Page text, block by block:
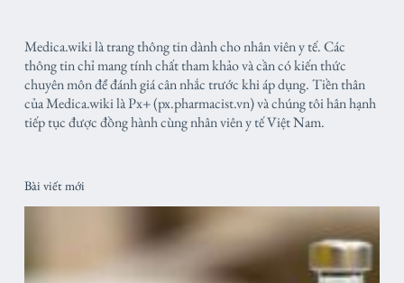
Medica.wiki là trang thông tin dành cho nhân viên y tế. Các
thông tin chỉ mang tính chất tham khảo và cần có kiến thức
chuyên môn để đánh giá cân nhắc trước khi áp dụng. Tiền thân
của Medica.wiki là Px+ (px.pharmacist.vn) và chúng tôi hân hạnh
tiếp tục được đồng hành cùng nhân viên y tế Việt Nam.
Bài viết mới